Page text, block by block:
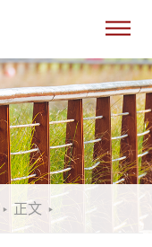
‣正文 ‣